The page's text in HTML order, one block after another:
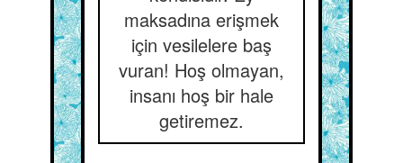
maksadına erişmek
için vesilelere baş
vuran! Hoş olmayan,
insanı hoş bir hale
getiremez.